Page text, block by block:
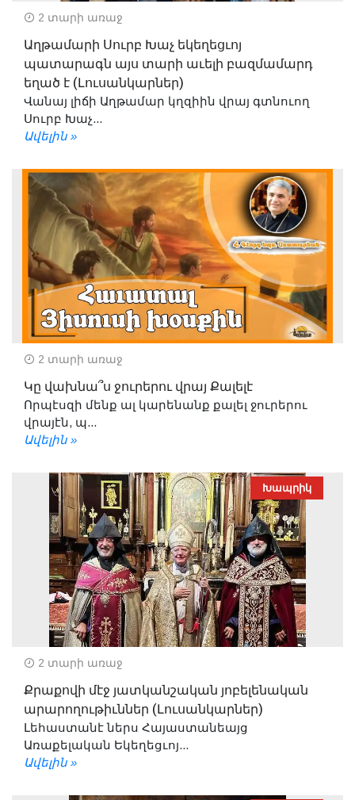
2 տարի առաջ
Աղթամարի Սուրբ Խաչ եկեղեցւոյ
պատարագն այս տարի աւելի բազմամարդ
եղած է (Լուսանկարներ)
Վանայ լիճի Աղթամար կղզիին վրայ գտնուող
Սուրբ Խաչ...
Ավելին »
2 տարի առաջ
Կը վախնա՞ս ջուրերու վրայ Քալելէ
Որպէսզի մենք ալ կարենանք քալել ջուրերու
վրայէն, պ...
Ավելին »
Խապրիկ
2 տարի առաջ
Քրաքովի մէջ յատկանշական յոբելենական
արարողութիւններ (Լուսանկարներ)
Լեհաստանէ ներս Հայաստանեայց
Առաքելական Եկեղեցւոյ...
Ավելին »